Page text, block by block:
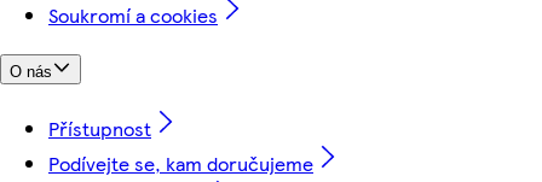
Soukromí a cookies
O nás
Přístupnost
Podívejte se, kam doručujeme